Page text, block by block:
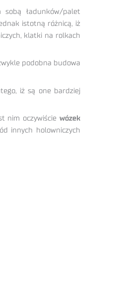
sobą ładunków/palet
istotną różnicą, iż
klatki na rolkach
podobna budowa
iż są one bardziej
nim oczywiście wózek
innych holowniczych